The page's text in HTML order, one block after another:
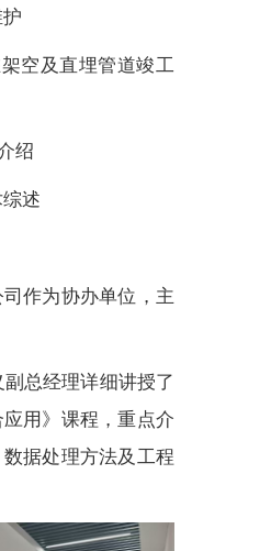
空及直埋管道竣工
绍
述
作为协办单位，主
总经理详细讲授了
用》课程，重点介
据处理方法及工程